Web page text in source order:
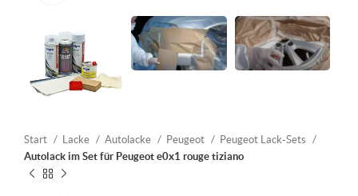
Start Lacke Autolacke Peugeot
Peugeot Lack-Sets
Autolack im Set für Peugeot e0x1 rouge tiziano